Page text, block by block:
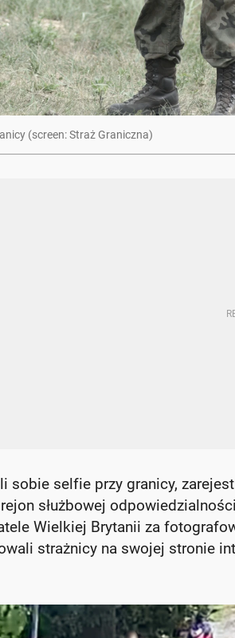
(screen: Straż Graniczna)
selfie przy granicy,
służbowej
Wielkiej Brytanii za
strażnicy na swojej stronie